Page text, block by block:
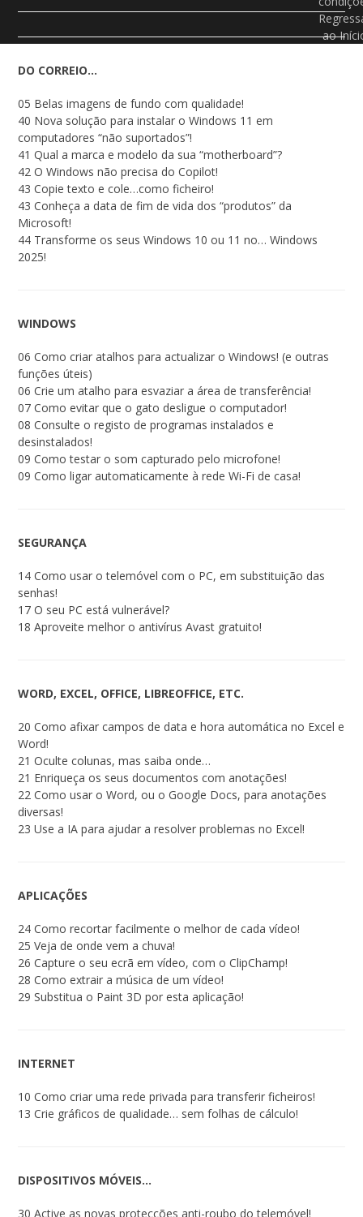
DO CORREIO…
05 Belas imagens de fundo com qualidade!
40 Nova solução para instalar o Windows 11 em
computadores “não suportados”!
41 Qual a marca e modelo da sua “motherboard”?
42 O Windows não precisa do Copilot!
43 Copie texto e cole…como ficheiro!
43 Conheça a data de fim de vida dos “produtos” da
Microsoft!
44 Transforme os seus Windows 10 ou 11 no… Windows
2025!
WINDOWS
06 Como criar atalhos para actualizar o Windows! (e outras
funções úteis)
06 Crie um atalho para esvaziar a área de transferência!
07 Como evitar que o gato desligue o computador!
08 Consulte o registo de programas instalados e
desinstalados!
09 Como testar o som capturado pelo microfone!
09 Como ligar automaticamente à rede Wi-Fi de casa!
SEGURANÇA
14 Como usar o telemóvel com o PC, em substituição das
senhas!
17 O seu PC está vulnerável?
18 Aproveite melhor o antivírus Avast gratuito!
WORD, EXCEL, OFFICE, LIBREOFFICE, ETC.
20 Como afixar campos de data e hora automática no Excel e
Word!
21 Oculte colunas, mas saiba onde…
21 Enriqueça os seus documentos com anotações!
22 Como usar o Word, ou o Google Docs, para anotações
diversas!
23 Use a IA para ajudar a resolver problemas no Excel!
APLICAÇÕES
24 Como recortar facilmente o melhor de cada vídeo!
25 Veja de onde vem a chuva!
26 Capture o seu ecrã em vídeo, com o ClipChamp!
28 Como extrair a música de um vídeo!
29 Substitua o Paint 3D por esta aplicação!
INTERNET
10 Como criar uma rede privada para transferir ficheiros!
13 Crie gráficos de qualidade… sem folhas de cálculo!
DISPOSITIVOS MÓVEIS…
30 Active as novas protecções anti-roubo do telemóvel!
ao